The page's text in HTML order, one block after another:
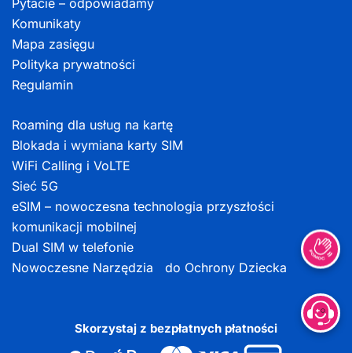
Pytacie – odpowiadamy
Komunikaty
Mapa zasięgu
Polityka prywatności
Regulamin
Roaming dla usług na kartę
Blokada i wymiana karty SIM
WiFi Calling i VoLTE
Sieć 5G
eSIM – nowoczesna technologia przyszłości
komunikacji mobilnej
Dual SIM w telefonie
Nowoczesne Narzędzia do Ochrony Dziecka
Skorzystaj z bezpłatnych płatności